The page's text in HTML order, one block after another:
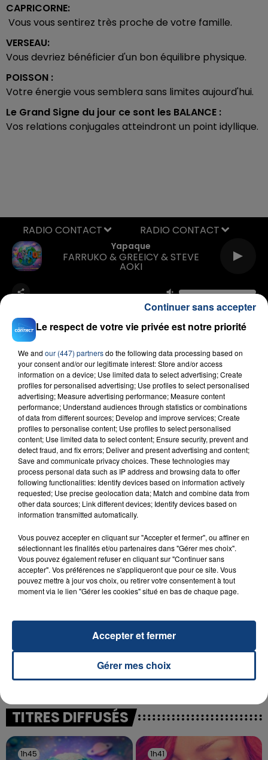
CAPRICORNE:
Vous vous sentirez très proche de votre famille.
VERSEAU:
Vous devriez bénéficier d'un bon équilibre physique.
POISSON :
Votre énergie vous semblera sans limites aujourd'hui.
Le Grand Signe du jour ce sont les BALANCE :
Vos relations conjugales atteindront un point idyllique.
Yapaque
FARRUKO & GREEICY & STEVE
AOKI
RADIO CONTACT
FIL D'ACTU
23 juillet 2026
INCENDIE MORTEL À LENS : UNE FEMME ET
SON BÉBÉ ENTRE LA VIE ET LA...
aspergé sa compagne et leur bébé de trois mois
d'un liquide inflammable.
UNE ADOLESCENTE DEVANT SE FAIRE
OPÉRER DE LA CHEVILLE RESSORT DE LA...
La famille a porté plainte contre la clinique qui a
excuses.
TITRES DIFFUSÉS
1h45
1h45 1h41
1h41
Le respect de votre vie privée est notre priorité
We and our (447) partnersdo the following data processing based on
your consent and/or our legitimate interest: Store and/or access
information on a device; Use limited data to select advertising; Create
profiles for personalised advertising; Use profiles to select personalised
advertising; Measure advertising performance; Measure content
performance; Understand audiences through statistics or combinations
of data from different sources; Develop and improve services; Create
profiles to personalise content; Use profiles to select personalised
content; Use limited data to select content; Ensure security, prevent and
detect fraud, and fix errors; Deliver and present advertising and content;
Save and communicate privacy choices. These technologies may
process personal data such as IP address and browsing data to offer
following functionalities: Identify devices based on information actively
requested; Use precise geolocation data; Match and combine data from
other data sources; Link different devices; Identify devices based on
information transmitted automatically.
Vous pouvez accepter en cliquant sur "Accepter et fermer", ou affiner en
sélectionnant les finalités et/ou partenaires dans "Gérer mes choix".
Vous pouvez également refuser en cliquant sur "Continuer sans
accepter". Vos préférences ne s'appliqueront que pour ce site. Vous
pouvez mettre à jour vos choix, ou retirer votre consentement à tout
moment via le lien "Gérer les cookies" situé en bas de chaque page.
Gérer mes choix
Accepter et fermer
Continuer sans accepter